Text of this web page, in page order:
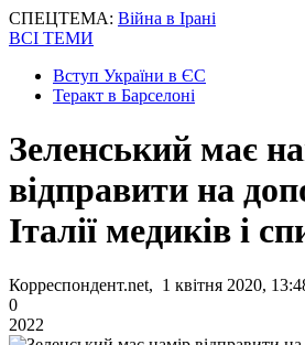
СПЕЦТЕМА: Війна в Ірані
ВСІ ТЕМИ
Вступ України в ЄС
Теракт в Барселоні
Зеленський має
відправити на
Італії медиків і
Корреспондент.net, 1 квітня 2020,
0
2022